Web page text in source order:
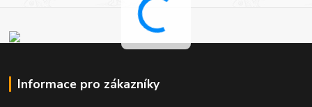
Informace pro zákazníky